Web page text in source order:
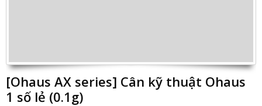
[Ohaus AX series] Cân kỹ thuật Ohaus
1 số lẻ (0.1g)